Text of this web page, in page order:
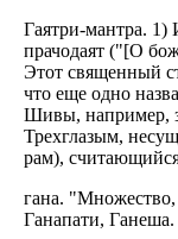
Гаятри-мантра. 1)
прачодаят ("[О
Этот священный
что еще одно
Шивы, например,
Трехглазым,
рам),
гана. "Множество,
Ганапати, Ганеша.